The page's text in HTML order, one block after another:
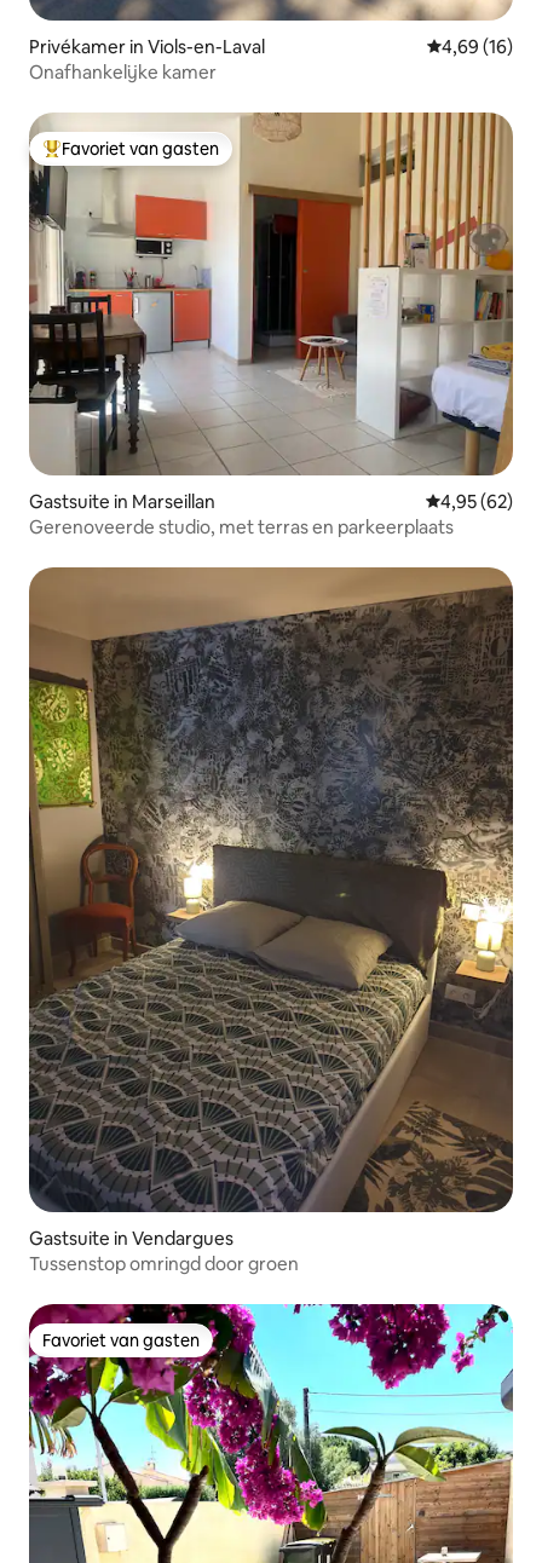
Privékamer in Viols-en-Laval Gemiddelde
4,69 (16)
Onafhankelijke kamer
Topfavoriet van gasten
Favoriet van gasten
Gastsuite in Marseillan Gemiddelde
4,95 (62)
Gerenoveerde studio, met terras en parkeerplaats
Gastsuite in Vendargues
Tussenstop omringd door groen
Favoriet van gasten
Favoriet van gasten